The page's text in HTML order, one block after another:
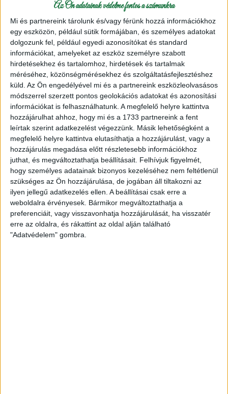
Az Ön adatainak védelme fontos a számunkra
Mi és partnereink tárolunk és/vagy férünk hozzá információkhoz
egy eszközön, például sütik formájában, és személyes adatokat
dolgozunk fel, például egyedi azonosítókat és standard
információkat, amelyeket az eszköz személyre szabott
hirdetésekhez és tartalomhoz, hirdetések és tartalmak
méréséhez, közönségmérésekhez és szolgáltatásfejlesztéshez
küld. Az Ön engedélyével mi és a partnereink eszközleolvasásos
módszerrel szerzett pontos geolokációs adatokat és azonosítási
információkat is felhasználhatunk. A megfelelő helyre kattintva
hozzájárulhat ahhoz, hogy mi és a 1733 partnereink a fent
leírtak szerint adatkezelést végezzünk. Másik lehetőségként a
megfelelő helyre kattintva elutasíthatja a hozzájárulást, vagy a
hozzájárulás megadása előtt részletesebb információkhoz
juthat, és megváltoztathatja beállításait. Felhívjuk figyelmét,
hogy személyes adatainak bizonyos kezeléséhez nem feltétlenül
szükséges az Ön hozzájárulása, de jogában áll tiltakozni az
ilyen jellegű adatkezelés ellen. A beállításai csak erre a
weboldalra érvényesek. Bármikor megváltoztathatja a
preferenciáit, vagy visszavonhatja hozzájárulását, ha visszatér
erre az oldalra, és rákattint az oldal alján található
"Adatvédelem" gombra.
Anchor Artiste Metallic horgolófonal - 318 - Piros
Termék adatlap
Horgolófonal
1,990 Ft/ db